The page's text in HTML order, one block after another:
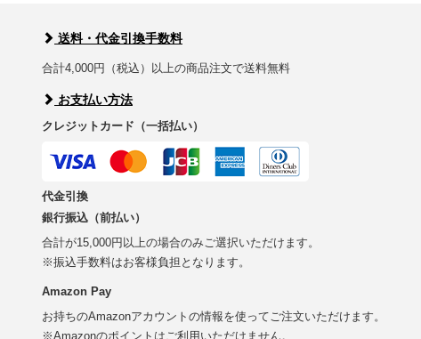
送料・代金引換手数料
合計4,000円（税込）以上の商品注文で送料無料
お支払い方法
クレジットカード（一括払い）
代金引換
銀行振込（前払い）
合計が15,000円以上の場合のみご選択いただけます。
※振込手数料はお客様負担となります。
Amazon Pay
お持ちのAmazonアカウントの情報を使ってご注文いただけます。
※Amazonのポイントはご利用いただけません。